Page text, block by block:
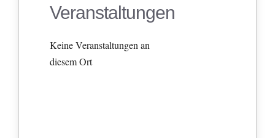
Veranstaltungen
Keine Veranstaltungen an
diesem Ort